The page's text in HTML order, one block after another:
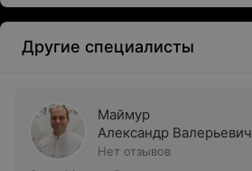
Другие специалисты
Маймур
Александр Валерьевич
Нет отзывов